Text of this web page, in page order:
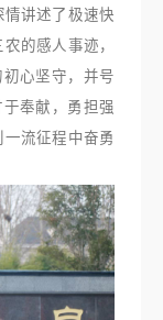
情讲述了极速快
的感人事迹，
心坚守，并号
奉献，勇担强
流征程中奋勇